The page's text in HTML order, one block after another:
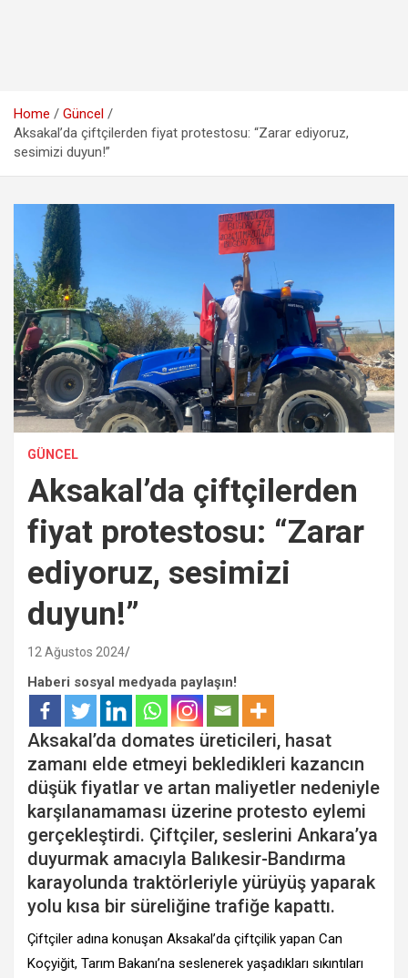
Home
Güncel
Aksakal’da çiftçilerden fiyat protestosu: “Zarar ediyoruz,
sesimizi duyun!”
GÜNCEL
Aksakal’da çiftçilerden
fiyat protestosu: “Zarar
ediyoruz, sesimizi
duyun!”
12 Ağustos 2024
Haberi sosyal medyada paylaşın!
Aksakal’da domates üreticileri, hasat
zamanı elde etmeyi bekledikleri kazancın
düşük fiyatlar ve artan maliyetler nedeniyle
karşılanamaması üzerine protesto eylemi
gerçekleştirdi. Çiftçiler, seslerini Ankara’ya
duyurmak amacıyla Balıkesir-Bandırma
karayolunda traktörleriyle yürüyüş yaparak
yolu kısa bir süreliğine trafiğe kapattı.
Çiftçiler adına konuşan Aksakal’da çiftçilik yapan Can
Koçyiğit, Tarım Bakanı’na seslenerek yaşadıkları sıkıntıları